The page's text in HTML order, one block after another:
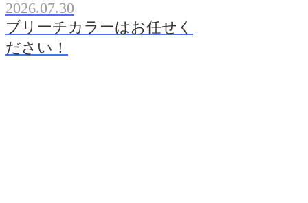
2026.07.30
ブリーチカラーはお任せく
ださい！